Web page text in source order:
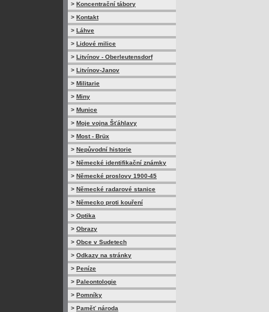
> Koncentrační tábory
> Kontakt
> Láhve
> Lidové milice
> Litvínov - Oberleutensdorf
> Litvínov-Janov
> Militarie
> Miny
> Munice
> Moje vojna Šťáhlavy
> Most - Brüx
> Nepůvodní historie
> Německé identifikační známky
> Německé proslovy 1900-45
> Německé radarové stanice
> Německo proti kouření
> Optika
> Obrazy
> Obce v Sudetech
> Odkazy na stránky
> Peníze
> Paleontologie
> Pomníky
> Paměť národa